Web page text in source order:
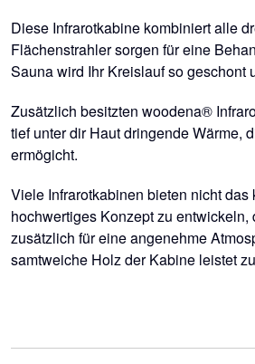
Diese Infrarotkabine kombiniert alle
Flächenstrahler sorgen für eine
Sauna wird Ihr Kreislauf so geschont
Zusätzlich besitzten woodena®
tief unter dir Haut dringende Wärme,
ermögicht.
Viele Infrarotkabinen bieten nicht
hochwertiges Konzept zu
zusätzlich für eine angenehme
samtweiche Holz der Kabine leistet